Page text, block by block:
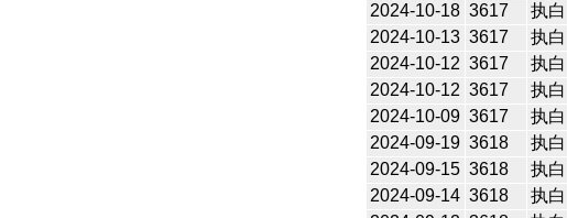
2024-10-18 3617 执白
2024-10-13 3617 执白
2024-10-12 3617 执白
2024-10-12 3617 执白
2024-10-09 3617 执白
2024-09-19 3618 执白
2024-09-15 3618 执白
2024-09-14 3618 执白